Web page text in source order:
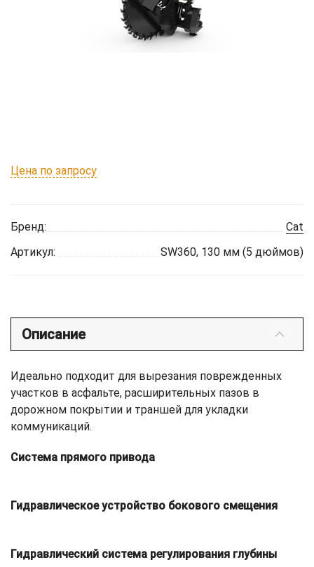
Цена по запросу
Бренд:
Cat
Артикул:
SW360, 130 мм (5 дюймов)
Описание
Идеально подходит для вырезания поврежденных
участков в асфальте, расширительных пазов в
дорожном покрытии и траншей для укладки
коммуникаций.
Система прямого привода
Гидравлическое устройство бокового смещения
Гидравлический система регулирования глубины